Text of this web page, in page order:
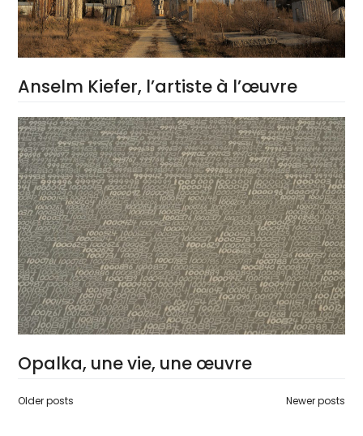
Anselm Kiefer, l’artiste à l’œuvre
Opalka, une vie, une œuvre
Posts
Older posts Newer posts